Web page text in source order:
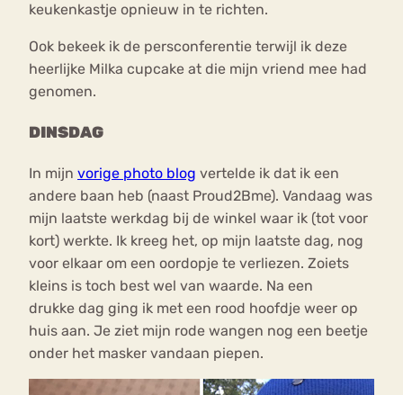
keukenkastje opnieuw in te richten.
Ook bekeek ik de persconferentie terwijl ik deze
heerlijke Milka cupcake at die mijn vriend mee had
genomen.
DINSDAG
In mijn vorige photo blog vertelde ik dat ik een
andere baan heb (naast Proud2Bme). Vandaag was
mijn laatste werkdag bij de winkel waar ik (tot voor
kort) werkte. Ik kreeg het, op mijn laatste dag, nog
voor elkaar om een oordopje te verliezen. Zoiets
kleins is toch best wel van waarde. Na een
drukke dag ging ik met een rood hoofdje weer op
huis aan. Je ziet mijn rode wangen nog een beetje
onder het masker vandaan piepen.